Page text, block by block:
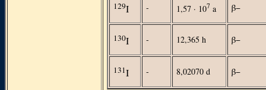
129I - 1,57 · 107 a β−
130I - 12,365 h β−
131I - 8,02070 d β−